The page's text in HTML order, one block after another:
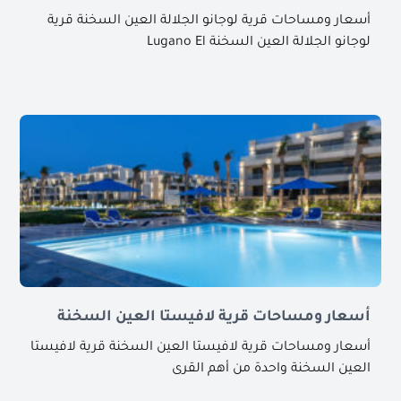
أسعار ومساحات قرية لوجانو الجلالة العين السخنة قرية
لوجانو الجلالة العين السخنة Lugano El
أسعار ومساحات قرية لافيستا العين السخنة
أسعار ومساحات قرية لافيستا العين السخنة قرية لافيستا
العين السخنة واحدة من أهم القرى